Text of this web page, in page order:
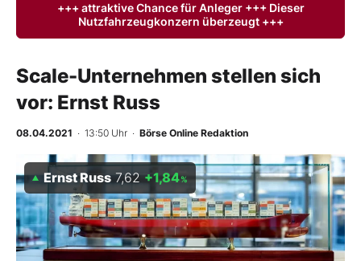
Anlageprodukte
Finanz-Check
Abo & Shop
Experten
Mein B:O
+++ attraktive Chance für Anleger +++ Dieser
Nutzfahrzeugkonzern überzeugt +++
Scale-Unternehmen stellen sich
vor: Ernst Russ
08.04.2021 · 13:50 Uhr · Börse Online Redaktion
Ernst Russ 7,62 +1,84%